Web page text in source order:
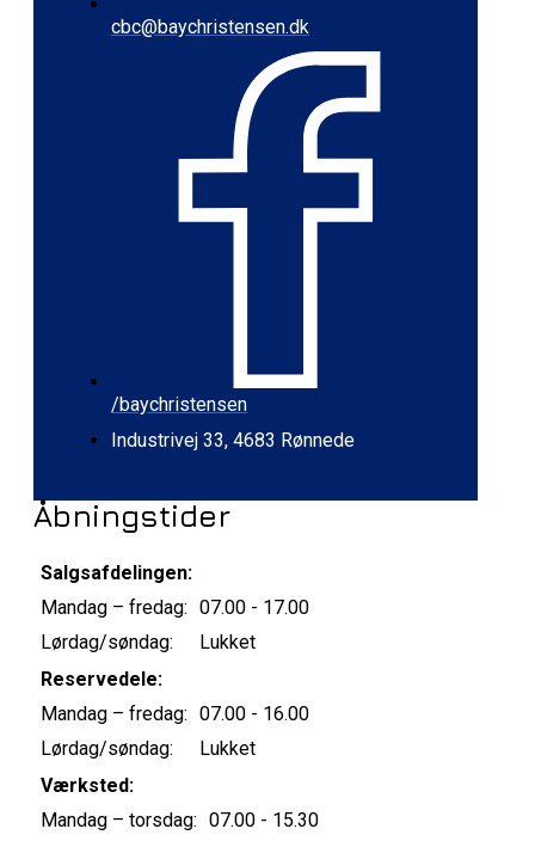
cbc@baychristensen.dk
/baychristensen
Industrivej 33, 4683 Rønnede
Åbningstider
Salgsafdelingen:
Mandag – fredag: 07.00 - 17.00
Lørdag/søndag:
Lukket
Reservedele:
Mandag – fredag: 07.00 - 16.00
Lørdag/søndag:
Lukket
Værksted:
Mandag – torsdag: 07.00 - 15.30